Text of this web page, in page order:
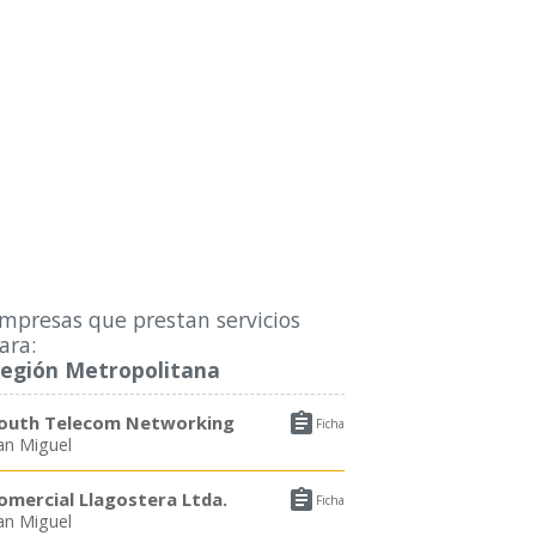
que prestan servicios
Metropolitana
 Ficha
Telecom Networking
Miguel
 Ficha
Llagostera Ltda.
Miguel